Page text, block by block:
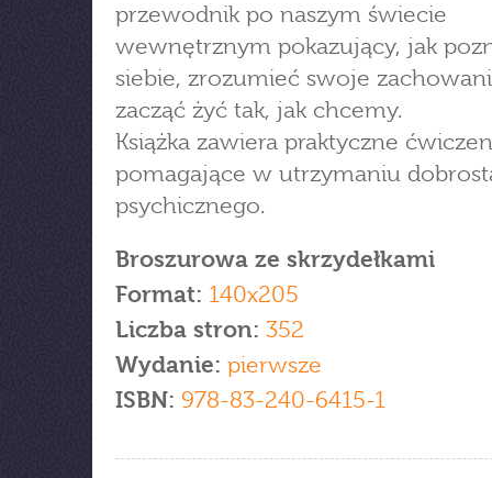
przewodnik po naszym świecie
wewnętrznym pokazujący, jak
siebie, zrozumieć swoje
zacząć żyć tak, jak chcemy.
Książka zawiera praktyczne
pomagające w utrzymaniu
psychicznego.
Broszurowa ze skrzydełkami
Format: 140x205
Liczba stron: 352
Wydanie: pierwsze
ISBN: 978-83-240-6415-1